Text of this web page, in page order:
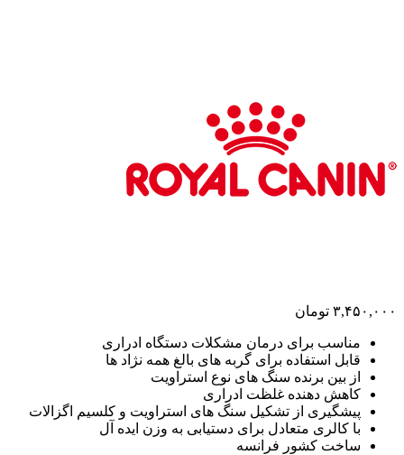
۳,۴۵۰,۰۰۰ تومان
مناسب برای درمان مشکلات دستگاه ادراری
قابل استفاده برای گربه های بالغ همه نژاد ها
از بین برنده سنگ های نوع استراویت
کاهش دهنده غلظت ادراری
پیشگیری از تشکیل سنگ های استراویت و کلسیم اگزالات
با کالری متعادل برای دستیابی به وزن ایده آل
ساخت کشور فرانسه